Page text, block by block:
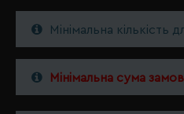
Мінімальна кількість
Мінімальна сума